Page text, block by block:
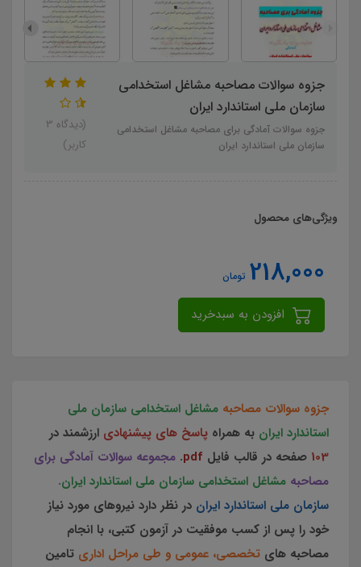
جزوه سوالات مصاحبه مشاغل استخدامی
سازمان ملی استاندارد ایران
جزوه سوالات آمادگی برای مصاحبه مشاغل استخدامی
سازمان ملی استاندارد ایران
(دیدگاه 3
کاربر)
ویژگی‌های محصول
218,000 تومان
جزوه سوالات مصاحبه مشاغل استخدامی سازمان ملی
استاندارد ایران به همراه پاسخ های پیشنهادی ارزشمند در
103 صفحه در قالب فایل pdf
. مجموعه سوالات آمادگی برای
مصاحبه مشاغل استخدامی سازمان ملی استاندارد ایران.
سازمان ملی استاندارد ایران در نظر دارد نیروهای مورد نیاز
خود را پس از کسب موفقیت در آزمون کتبی، با انجام
مصاحبه های تخصصی، عمومی و طی مراحل اداری تامین